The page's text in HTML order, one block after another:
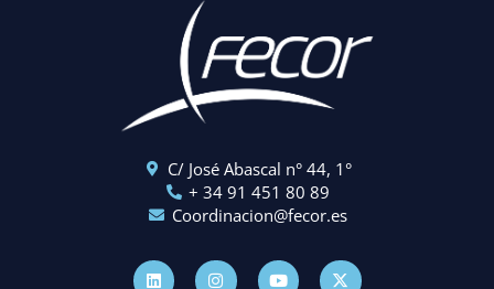
C/ José Abascal n° 44, 1°
+ 34 91 451 80 89
Coordinacion@fecor.es
L
i
I
n
Y
o
X
-